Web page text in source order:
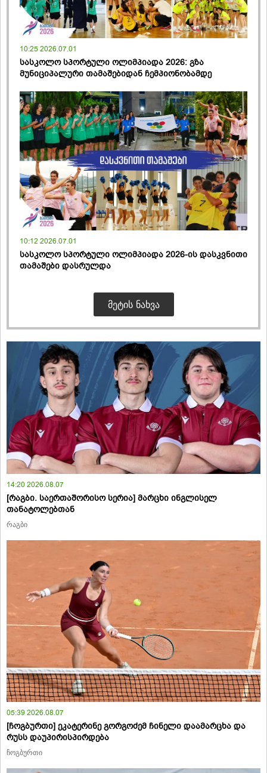
10:25 2026.07.01
სასკოლო სპორტული ოლიმპიადა 2026: გზა
მუნიციპალური თამაშებიდან ჩემპიონობამდე
10:12 2026.07.01
სასკოლო სპორტული ოლიმპიადა 2026-ის დასკვნითი
თამაშები დასრულდა
ᲛᲔᲢᲘᲡ ᲜᲐᲮᲕᲐ
14:20 2026.08.07
[რაგბი. საერთაშორისო სერია] მარცხი ინგლისელ
თანატოლებთან
რაგბი
05:39 2026.08.07
[ჩოგბურთი] ეკატერინე გორგოძემ ჩინელი დაამარცხა და
რუსს დაუპირისპირდება
ჩოგბურთი